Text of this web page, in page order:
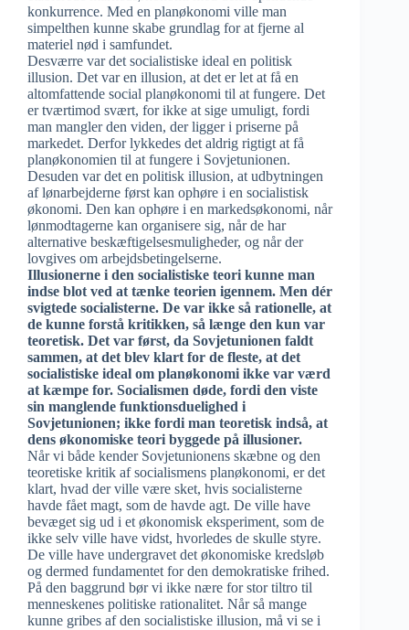
konkurrence. Med en planøkonomi ville man
simpelthen kunne skabe grundlag for at fjerne al
materiel nød i samfundet.
Desværre var det socialistiske ideal en politisk
illusion. Det var en illusion, at det er let at få en
altomfattende social planøkonomi til at fungere. Det
er tværtimod svært, for ikke at sige umuligt, fordi
man mangler den viden, der ligger i priserne på
markedet. Derfor lykkedes det aldrig rigtigt at få
planøkonomien til at fungere i Sovjetunionen.
Desuden var det en politisk illusion, at udbytningen
af lønarbejderne først kan ophøre i en socialistisk
økonomi. Den kan ophøre i en markedsøkonomi, når
lønmodtagerne kan organisere sig, når de har
alternative beskæftigelsesmuligheder, og når der
lovgives om arbejdsbetingelserne.
Illusionerne i den socialistiske teori kunne man
indse blot ved at tænke teorien igennem. Men dér
svigtede socialisterne. De var ikke så rationelle, at
de kunne forstå kritikken, så længe den kun var
teoretisk. Det var først, da Sovjetunionen faldt
sammen, at det blev klart for de fleste, at det
socialistiske ideal om planøkonomi ikke var værd
at kæmpe for. Socialismen døde, fordi den viste
sin manglende funktionsduelighed i
Sovjetunionen; ikke fordi man teoretisk indså, at
dens økonomiske teori byggede på illusioner.
Når vi både kender Sovjetunionens skæbne og den
teoretiske kritik af socialismens planøkonomi, er det
klart, hvad der ville være sket, hvis socialisterne
havde fået magt, som de havde agt. De ville have
bevæget sig ud i et økonomisk eksperiment, som de
ikke selv ville have vidst, hvorledes de skulle styre.
De ville have undergravet det økonomiske kredsløb
og dermed fundamentet for den demokratiske frihed.
På den baggrund bør vi ikke nære for stor tiltro til
menneskenes politiske rationalitet. Når så mange
kunne gribes af den socialistiske illusion, må vi se i